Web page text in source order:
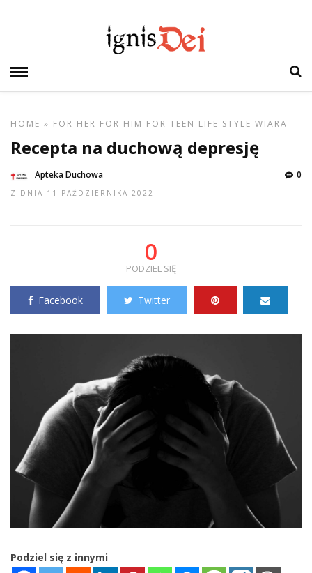
HOME » FOR HER FOR HIM FOR TEEN LIFE STYLE WIARA
Recepta na duchową depresję
Apteka Duchowa
Z DNIA 11 PAŹDZIERNIKA 2022
0
0
PODZIEL SIĘ
Facebook Twitter
Podziel się z innymi